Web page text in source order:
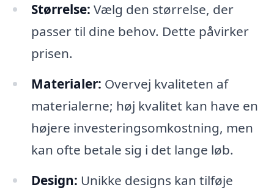
Størrelse: Vælg den størrelse, der
passer til dine behov. Dette påvirker
prisen.
Materialer: Overvej kvaliteten af
materialerne; høj kvalitet kan have en
højere investeringsomkostning, men
kan ofte betale sig i det lange løb.
Design: Unikke designs kan tilføje